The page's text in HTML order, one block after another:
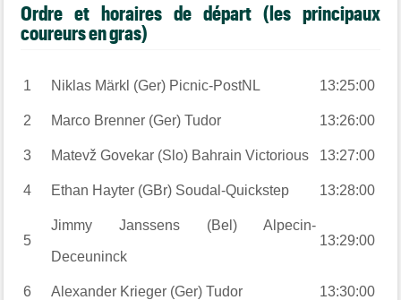
Ordre et horaires de départ (les principaux
coureurs en gras)
1 Niklas Märkl (Ger) Picnic-PostNL 13:25:00
2 Marco Brenner (Ger) Tudor 13:26:00
3 Matevž Govekar (Slo) Bahrain Victorious 13:27:00
4 Ethan Hayter (GBr) Soudal-Quickstep 13:28:00
5
Jimmy Janssens (Bel) Alpecin-
Deceuninck
13:29:00
6 Alexander Krieger (Ger) Tudor 13:30:00